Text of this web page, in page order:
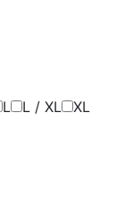
L L / XL
XL